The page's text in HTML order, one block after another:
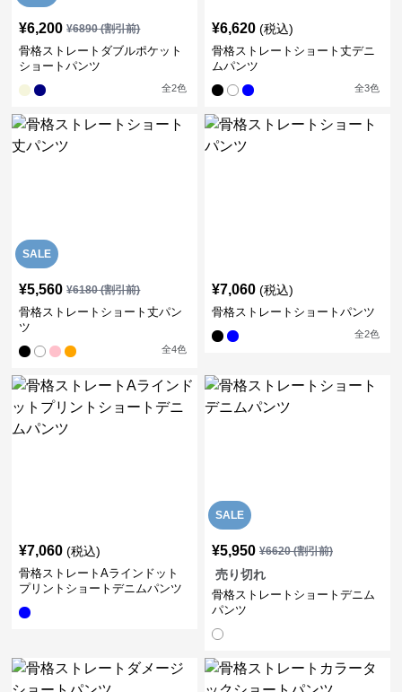
¥6,200 ¥6890(割引前)
骨格ストレートダブルポケット
ショートパンツ
全2色
¥6,620 (税込)
骨格ストレートショート丈デニ
ムパンツ
全3色
SALE
¥5,560 ¥6180(割引前)
骨格ストレートショート丈パン
ツ
全4色
¥7,060 (税込)
骨格ストレートショートパンツ
全2色
¥7,060 (税込)
骨格ストレートAラインドット
プリントショートデニムパンツ
SALE
¥5,950 ¥6620(割引前)
売り切れ
骨格ストレートショートデニム
パンツ